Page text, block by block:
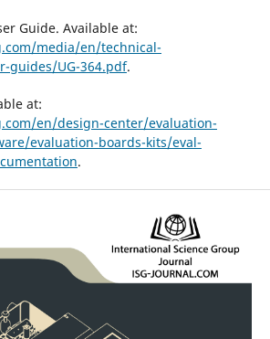
Guide. Available at:
media/en/technical-
guides/UG-364.pdf.
at:
en/design-center/evaluation-
evaluation-boards-kits/eval-
.